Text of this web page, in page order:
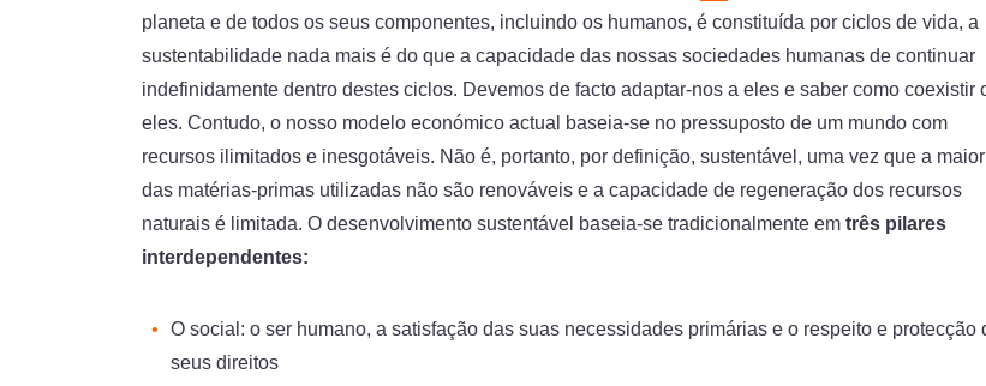
planeta e de todos os seus componentes, incluindo os humanos, é constituída por ciclos de vida, a
sustentabilidade nada mais é do que a capacidade das nossas sociedades humanas de continuar
indefinidamente dentro destes ciclos. Devemos de facto adaptar-nos a eles e saber como coexistir
eles. Contudo, o nosso modelo económico actual baseia-se no pressuposto de um mundo com
recursos ilimitados e inesgotáveis. Não é, portanto, por definição, sustentável, uma vez que a
das matérias-primas utilizadas não são renováveis e a capacidade de regeneração dos recursos
naturais é limitada. O desenvolvimento sustentável baseia-se tradicionalmente em três pilares
interdependentes:
O social: o ser humano, a satisfação das suas necessidades primárias e o respeito e protecção
seus direitos